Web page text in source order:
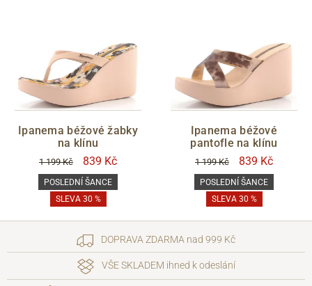
Ipanema béžové žabky
na klínu
1 199 Kč 839 Kč
POSLEDNÍ ŠANCE
SLEVA 30 %
Ipanema béžové
pantofle na klínu
1 199 Kč 839 Kč
POSLEDNÍ ŠANCE
SLEVA 30 %
DOPRAVA ZDARMA nad 999 Kč
VŠE SKLADEM ihned k odeslání